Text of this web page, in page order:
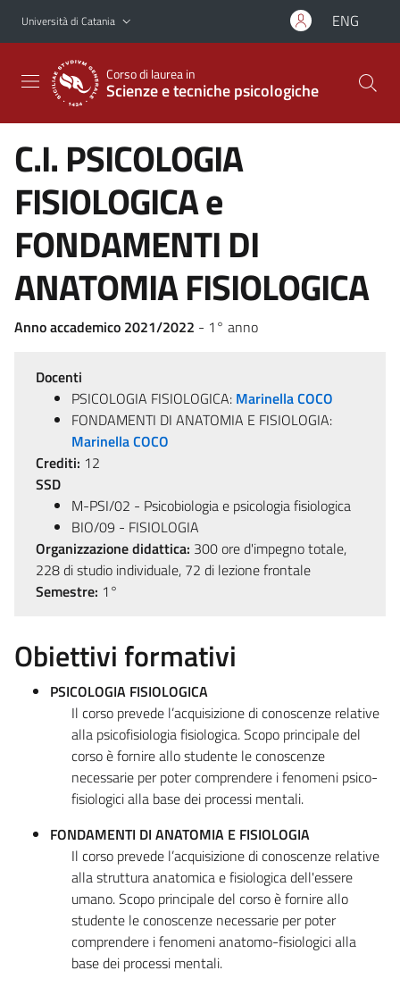
Vai al contenuto principale
Vai al menu di navigazione
Università di Catania ENG
Corso di laurea in
Scienze e tecniche psicologiche
C.I. PSICOLOGIA
FISIOLOGICA e
FONDAMENTI DI
ANATOMIA FISIOLOGICA
Anno accademico 2021/2022 - 1° anno
Docenti
PSICOLOGIA FISIOLOGICA: Marinella COCO
FONDAMENTI DI ANATOMIA E FISIOLOGIA:
Marinella COCO
Crediti: 12
SSD
M-PSI/02 - Psicobiologia e psicologia fisiologica
BIO/09 - FISIOLOGIA
Organizzazione didattica: 300 ore d'impegno totale,
228 di studio individuale, 72 di lezione frontale
Semestre: 1°
Obiettivi formativi
PSICOLOGIA FISIOLOGICA
Il corso prevede l’acquisizione di conoscenze relative
alla psicofisiologia fisiologica. Scopo principale del
corso è fornire allo studente le conoscenze
necessarie per poter comprendere i fenomeni psico-
fisiologici alla base dei processi mentali.
FONDAMENTI DI ANATOMIA E FISIOLOGIA
Il corso prevede l’acquisizione di conoscenze relative
alla struttura anatomica e fisiologica dell'essere
umano. Scopo principale del corso è fornire allo
studente le conoscenze necessarie per poter
comprendere i fenomeni anatomo-fisiologici alla
base dei processi mentali.